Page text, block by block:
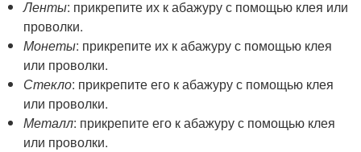
Ленты: прикрепите их к абажуру с помощью клея или
проволки.
Монеты: прикрепите их к абажуру с помощью клея
или проволки.
Стекло: прикрепите его к абажуру с помощью клея
или проволки.
Металл: прикрепите его к абажуру с помощью клея
или проволки.